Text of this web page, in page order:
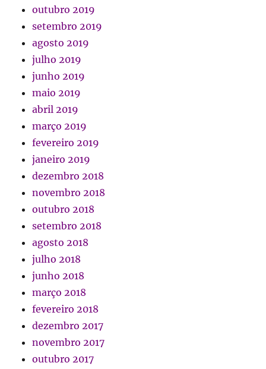
outubro 2019
setembro 2019
agosto 2019
julho 2019
junho 2019
maio 2019
abril 2019
março 2019
fevereiro 2019
janeiro 2019
dezembro 2018
novembro 2018
outubro 2018
setembro 2018
agosto 2018
julho 2018
junho 2018
março 2018
fevereiro 2018
dezembro 2017
novembro 2017
outubro 2017